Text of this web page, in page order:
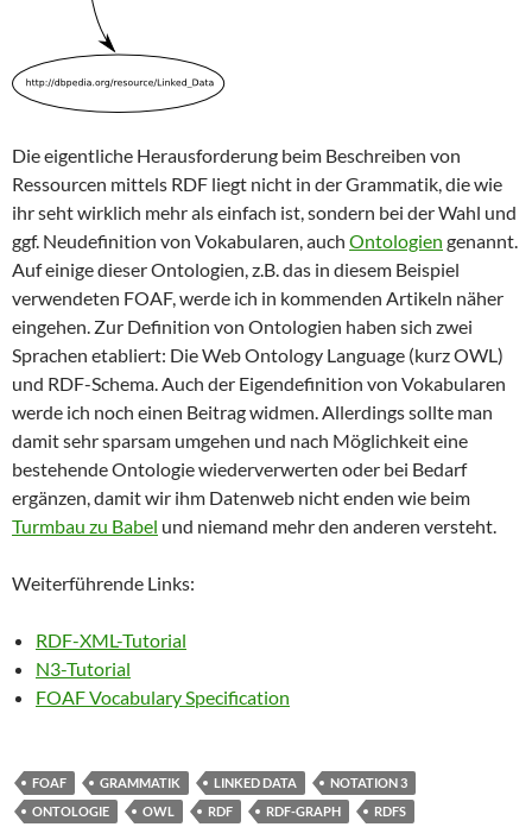
Die eigentliche Herausforderung beim Beschreiben von
Ressourcen mittels RDF liegt nicht in der Grammatik, die wie
ihr seht wirklich mehr als einfach ist, sondern bei der Wahl und
ggf. Neudefinition von Vokabularen, auch Ontologien genannt.
Auf einige dieser Ontologien, z.B. das in diesem Beispiel
verwendeten FOAF, werde ich in kommenden Artikeln näher
eingehen. Zur Definition von Ontologien haben sich zwei
Sprachen etabliert: Die Web Ontology Language (kurz OWL)
und RDF-Schema. Auch der Eigendefinition von Vokabularen
werde ich noch einen Beitrag widmen. Allerdings sollte man
damit sehr sparsam umgehen und nach Möglichkeit eine
bestehende Ontologie wiederverwerten oder bei Bedarf
ergänzen, damit wir ihm Datenweb nicht enden wie beim
Turmbau zu Babel und niemand mehr den anderen versteht.
Weiterführende Links:
RDF-XML-Tutorial
N3-Tutorial
FOAF Vocabulary Specification
FOAF GRAMMATIK LINKED DATA
NOTATION 3
ONTOLOGIE
OWL RDF RDF-GRAPH
RDFS